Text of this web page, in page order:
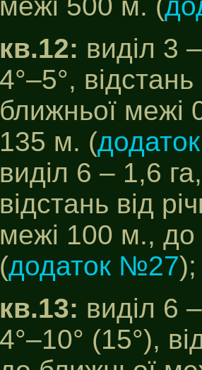
кв.12: виділ 3
4°–5°,
ближньої межі
135 м. (
виділ 6 – 1,6
відстань від
межі 100 м., до
(додаток №27);
кв.13: виділ 6
4°–10° (15°),